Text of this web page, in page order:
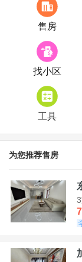
房产直播
售房
找小区
工具
为您推荐售房